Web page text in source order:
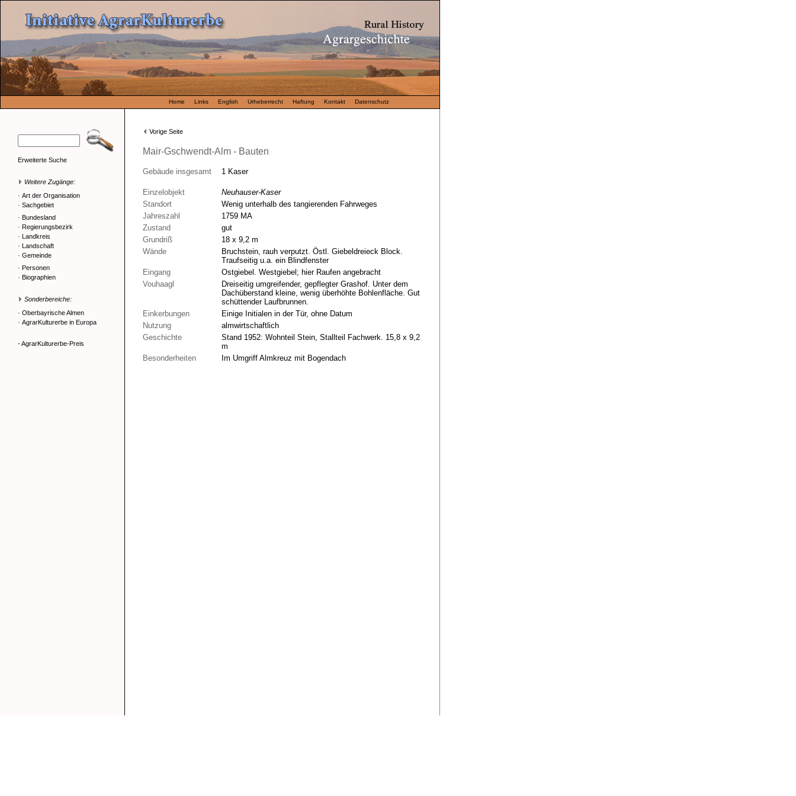
Home Links English Urheberrecht Haftung Kontakt Datenschutz
Erweiterte Suche
Weitere Zugänge:
· Art der Organisation
· Sachgebiet
· Bundesland
· Regierungsbezirk
· Landkreis
· Landschaft
· Gemeinde
· Personen
· Biographien
Sonderbereiche:
· Oberbayrische Almen
· AgrarKulturerbe in Europa
- AgrarKulturerbe-Preis
Vorige Seite
Mair-Gschwendt-Alm - Bauten
Gebäude insgesamt 1 Kaser
Einzelobjekt
Neuhauser-Kaser
Standort
Wenig unterhalb des tangierenden Fahrweges
Jahreszahl
1759 MA
Zustand
gut
Grundriß
18 x 9,2 m
Wände
Bruchstein, rauh verputzt. Östl. Giebeldreieck Block.
Traufseitig u.a. ein Blindfenster
Eingang
Ostgiebel. Westgiebel; hier Raufen angebracht
Vouhaagl
Dreiseitig umgreifender, gepflegter Grashof. Unter dem
Dachüberstand kleine, wenig überhöhte Bohlenfläche. Gut
schüttender Laufbrunnen.
Einkerbungen
Einige Initialen in der Tür, ohne Datum
Nutzung
almwirtschaftlich
Geschichte
Stand 1952: Wohnteil Stein, Stallteil Fachwerk. 15,8 x 9,2
m
Besonderheiten
Im Umgriff Almkreuz mit Bogendach